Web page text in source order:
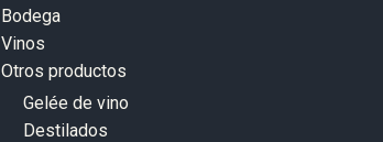
Bodega
Vinos
Otros productos
Gelée de vino
Destilados